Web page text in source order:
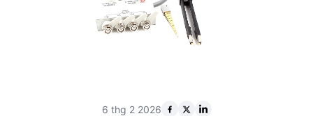
6 thg 2 2026